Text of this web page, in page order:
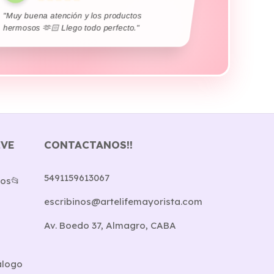
K Karo Figueroa
★★★★★
CONTACTANOS!!
5491159613067
escribinos@artelifemayorista.com
Av. Boedo 37, Almagro, CABA